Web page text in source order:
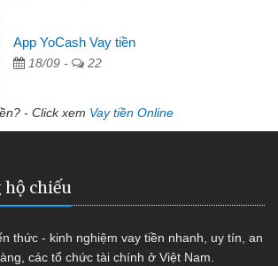
App YoCash Vay tiền
18/09 - 22
- Click xem Vay tiền Online
hộ chiếu
thức - kinh nghiệm vay tiền nhanh, uy tín, an
các tổ chức tài chính ở Việt Nam.